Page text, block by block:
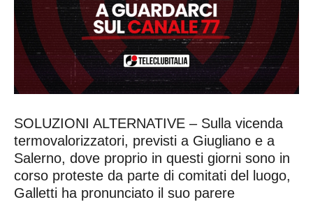
SOLUZIONI ALTERNATIVE – Sulla vicenda
termovalorizzatori, previsti a Giugliano e a
Salerno, dove proprio in questi giorni sono in
corso proteste da parte di comitati del luogo,
Galletti ha pronunciato il suo parere